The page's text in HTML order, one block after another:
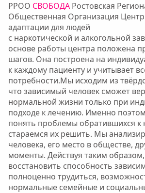
ы
л
а
РРОО СВОБОДАРостовская
Общественная Организация
адаптации для людей
с наркотической и алкогольной
основе работы центра положена
шагов. Она построена на
к каждому пациенту и учитывает
потребности.Мы исходим из
что зависимый человек сможет
нормальной жизни только при
подходе к лечению. Именно
понять проблемы обратившихся к
стараемся их решить. Мы
человека, его место в обществе,
моменты. Действуя таким
восстановить способность
полноценно трудиться,
нормальные семейные и